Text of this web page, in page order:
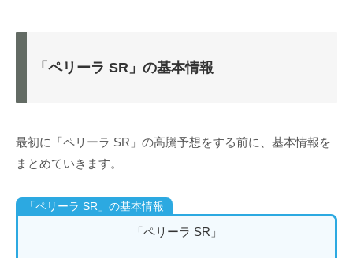
「ペリーラ SR」の基本情報
最初に「ペリーラ SR」の高騰予想をする前に、基本情報を
まとめていきます。
「ペリーラ SR」の基本情報
「ペリーラ SR」